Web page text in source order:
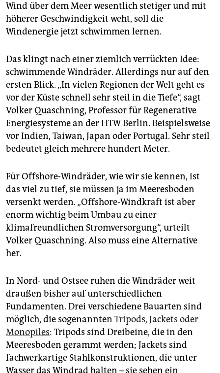
Wind über dem Meer wesentlich stetiger und mit
höherer Geschwindigkeit weht, soll die
Windenergie jetzt schwimmen lernen.
Das klingt nach einer ziemlich verrückten Idee:
schwimmende Windräder. Allerdings nur auf den
ersten Blick. „In vielen Regionen der Welt geht es
vor der Küste schnell sehr steil in die Tiefe“, sagt
Volker Quaschning, Professor für Regenerative
Energiesysteme an der HTW Berlin. Beispielsweise
vor Indien, Taiwan, Japan oder Portugal. Sehr steil
bedeutet gleich mehrere hundert Meter.
Für Offshore-Windräder, wie wir sie kennen, ist
das viel zu tief, sie müssen ja im Meeresboden
versenkt werden. „Offshore-Windkraft ist aber
enorm wichtig beim Umbau zu einer
klimafreundlichen Stromversorgung“, urteilt
Volker Quaschning. Also muss eine Alternative
her.
In Nord- und Ostsee ruhen die Windräder weit
draußen bisher auf unterschiedlichen
Fundamenten. Drei verschiedene Bauarten sind
möglich, die sogenannten Tripods, Jackets oder
Monopiles: Tripods sind Dreibeine, die in den
Meeresboden gerammt werden; Jackets sind
fachwerkartige Stahlkonstruktionen, die unter
Wasser das Windrad halten – sie sehen ein